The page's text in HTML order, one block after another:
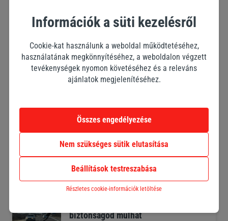
Készülj fel a nyaralásra – az autód is
Autómosás okosan – így lesz tartós a
tisztaság, és marad épen a fényezés
biztonságod múlhat
Információk a süti kezelésről
Cookie-kat használunk a weboldal működtetéséhez,
használatának megkönnyítéséhez, a weboldalon végzett
tevékenységek nyomon követéséhez és a releváns
ajánlatok megjelenítéséhez.
Összes engedélyezése
Nem szükséges sütik elutasítása
Beállítások testreszabása
Részletes cookie-információk letöltése